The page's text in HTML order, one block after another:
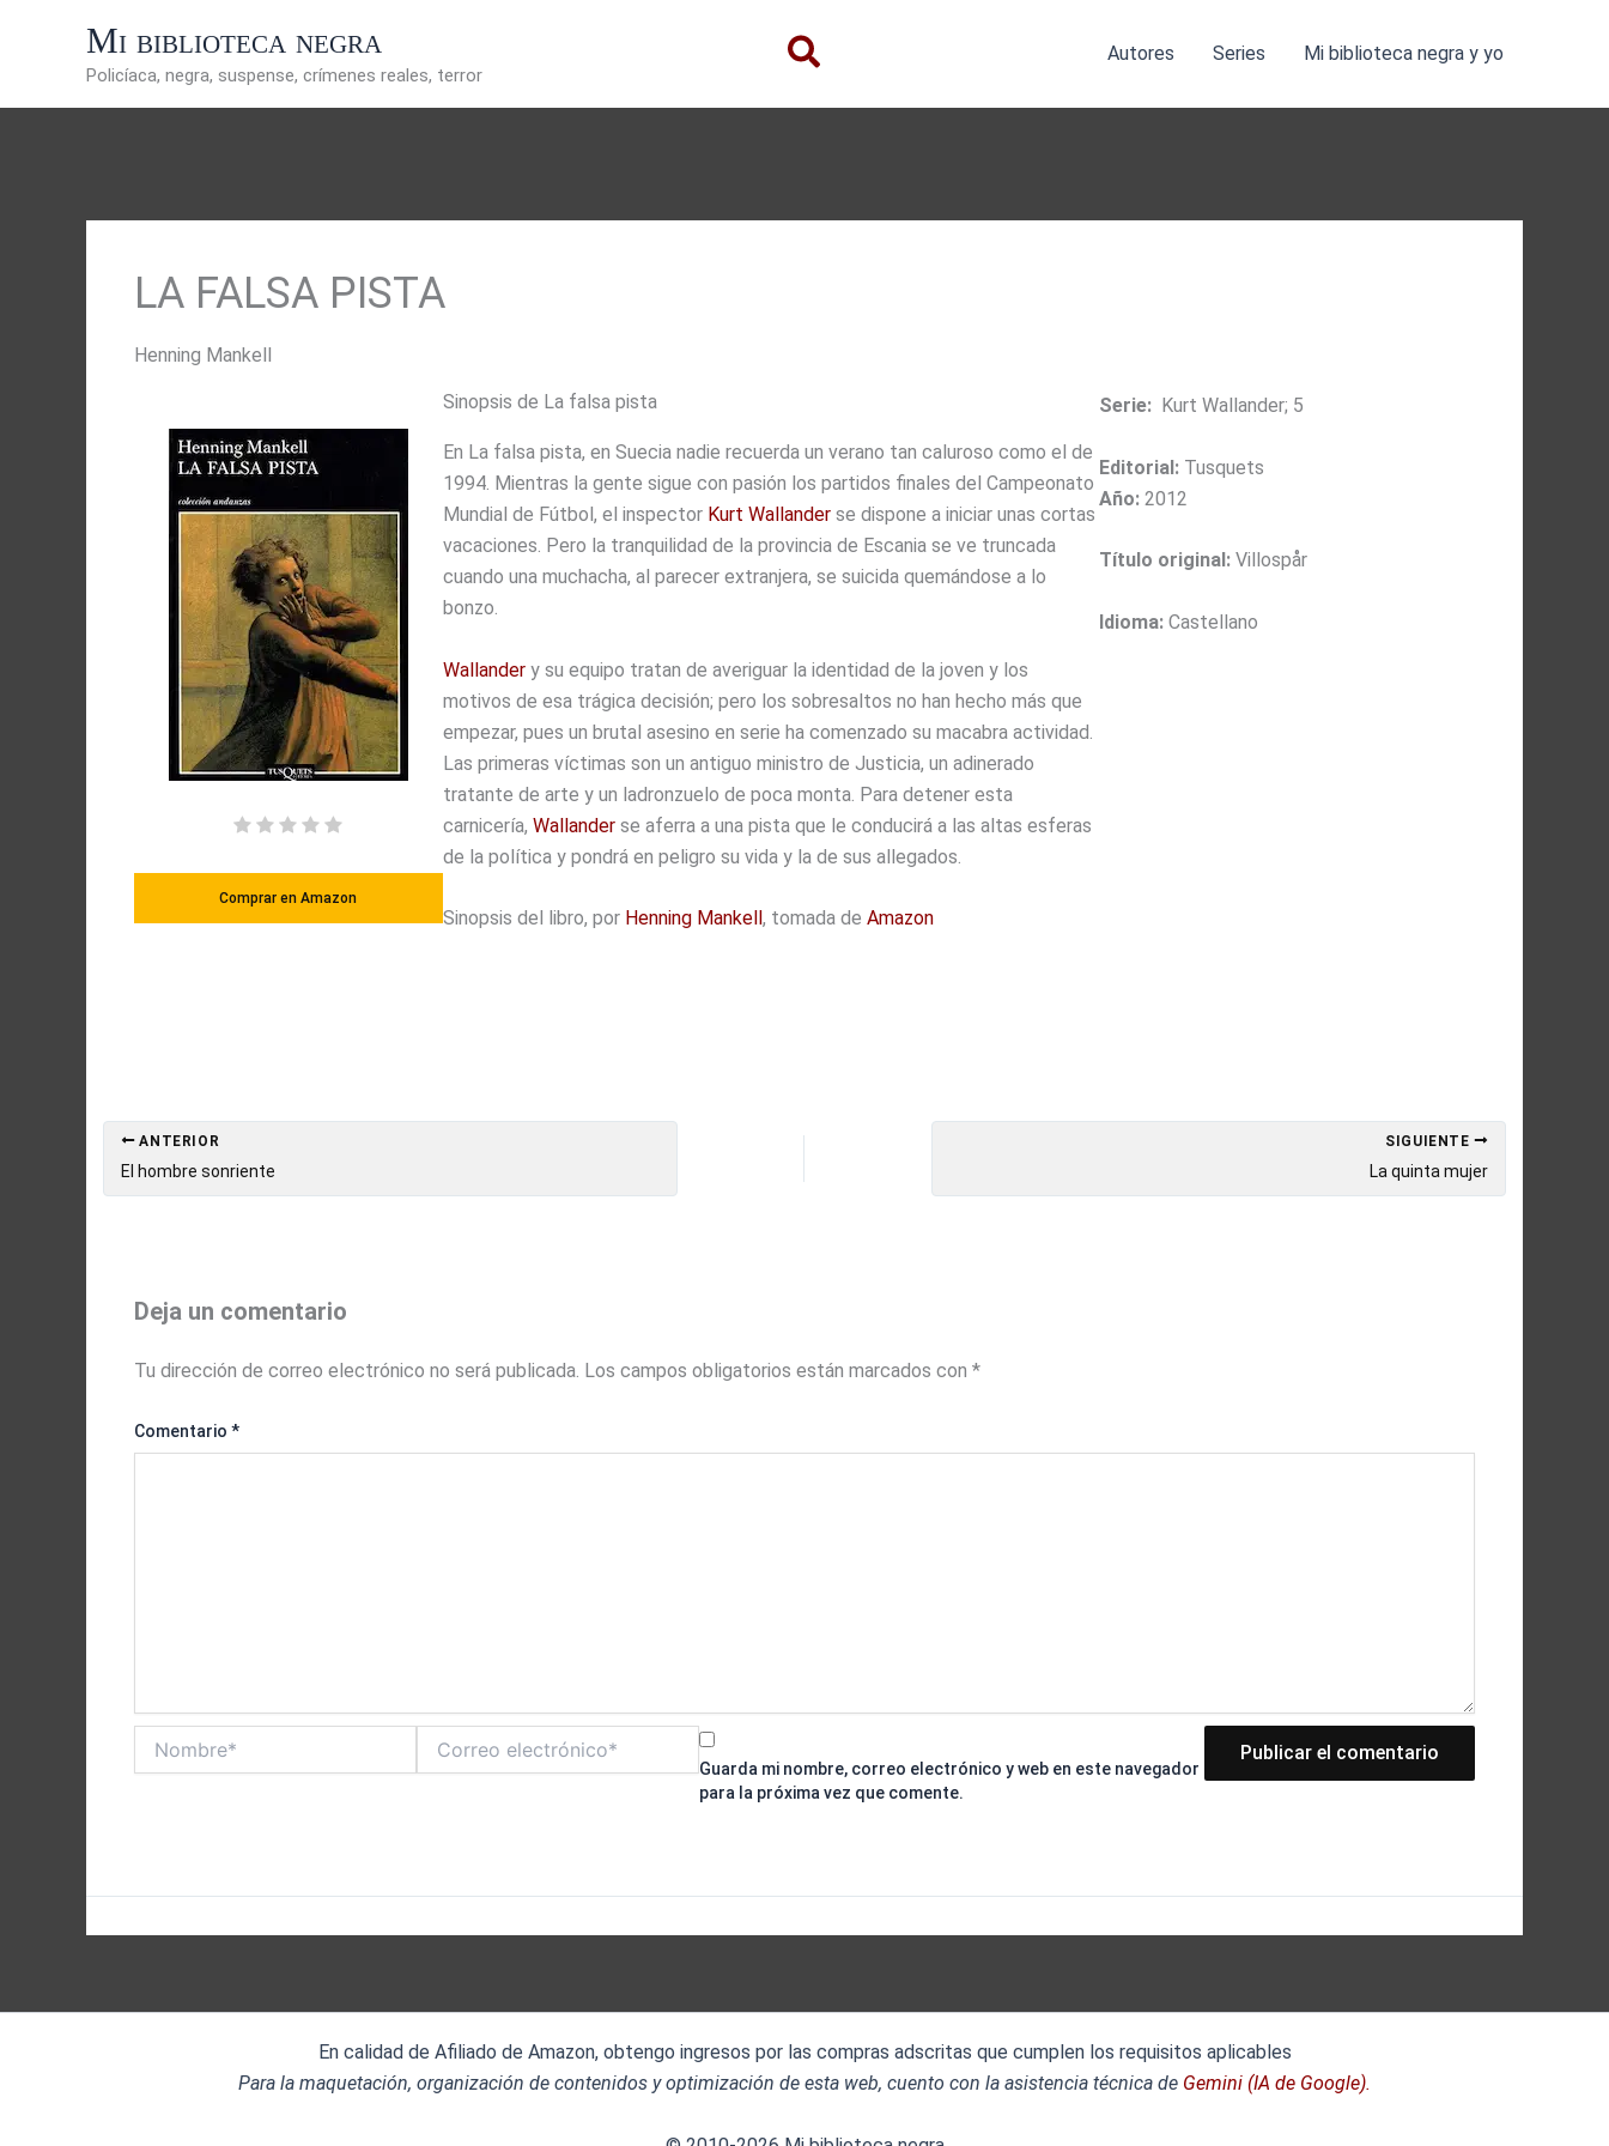
Mi biblioteca negra
Policíaca, negra, suspense, crímenes reales, terror
Autores Series Mi biblioteca negra y yo
LA FALSA PISTA
Henning Mankell
Comprar en Amazon
Sinopsis de La falsa pista
En La falsa pista, en Suecia nadie recuerda un verano tan caluroso como el de
1994. Mientras la gente sigue con pasión los partidos finales del Campeonato
Mundial de Fútbol, el inspector Kurt Wallanderse dispone a iniciar unas cortas
vacaciones. Pero la tranquilidad de la provincia de Escania se ve truncada
cuando una muchacha, al parecer extranjera, se suicida quemándose a lo
bonzo.
Wallandery su equipo tratan de averiguar la identidad de la joven y los
motivos de esa trágica decisión; pero los sobresaltos no han hecho más que
empezar, pues un brutal asesino en serie ha comenzado su macabra actividad.
Las primeras víctimas son un antiguo ministro de Justicia, un adinerado
tratante de arte y un ladronzuelo de poca monta. Para detener esta
carnicería, Wallanderse aferra a una pista que le conducirá a las altas esferas
de la política y pondrá en peligro su vida y la de sus allegados.
Sinopsis del libro, por Henning Mankell , tomada de Amazon
Serie: Kurt Wallander; 5
Editorial: Tusquets
Año: 2012
Título original: Villospår
Idioma: Castellano
ANTERIOR
El hombre sonriente
SIGUIENTE
La quinta mujer
Deja un comentario
Tu dirección de correo electrónico no será publicada. Los campos obligatorios están marcados con *
Comentario *
electrónico*
Guarda mi nombre, correo electrónico y web en este navegador
para la próxima vez que comente.
En calidad de Afiliado de Amazon, obtengo ingresos por las compras adscritas que cumplen los requisitos aplicables
Para la maquetación, organización de contenidos y optimización de esta web, cuento con la asistencia técnica de Gemini (IA de Google).